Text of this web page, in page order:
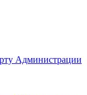
Администрации